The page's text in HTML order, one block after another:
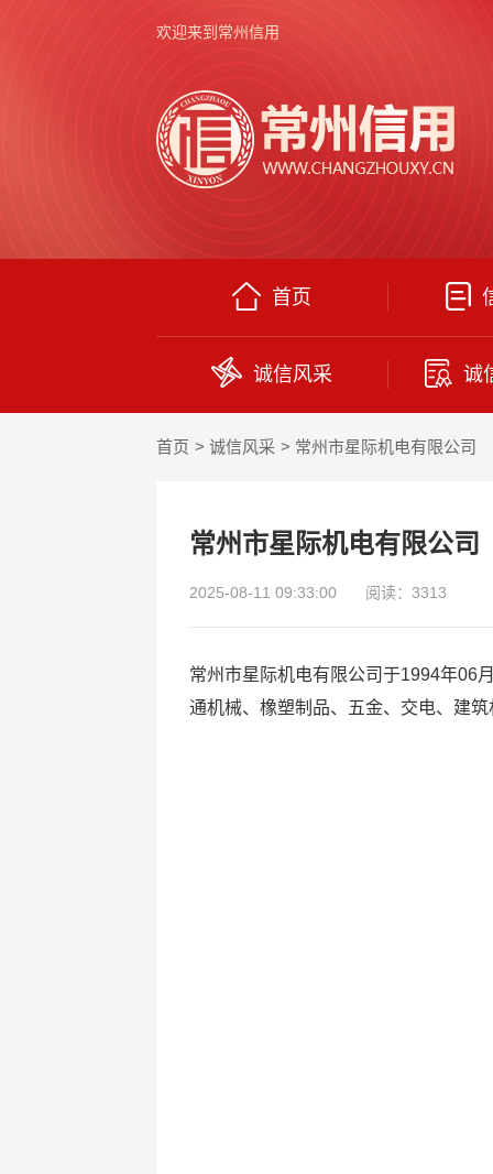
欢迎来到常州信用
首页
诚信风采 诚
首页 诚信风采 常州市星际机电有限公司
常州市星际机电有限公司
2025-08-11 09:33:00 阅读：3313
常州市星际机电有限公司于1994年06
通机械、橡塑制品、五金、交电、建